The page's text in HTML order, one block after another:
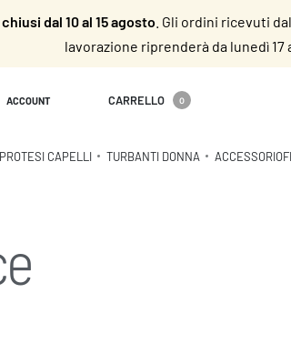
dal 10 al 15 agosto . Gli ordini ricevuti
lavorazione riprenderà da lunedì
ACCOUNT CARRELLO 0
PROTESI CAPELLI TURBANTI DONNA ACCESSORI